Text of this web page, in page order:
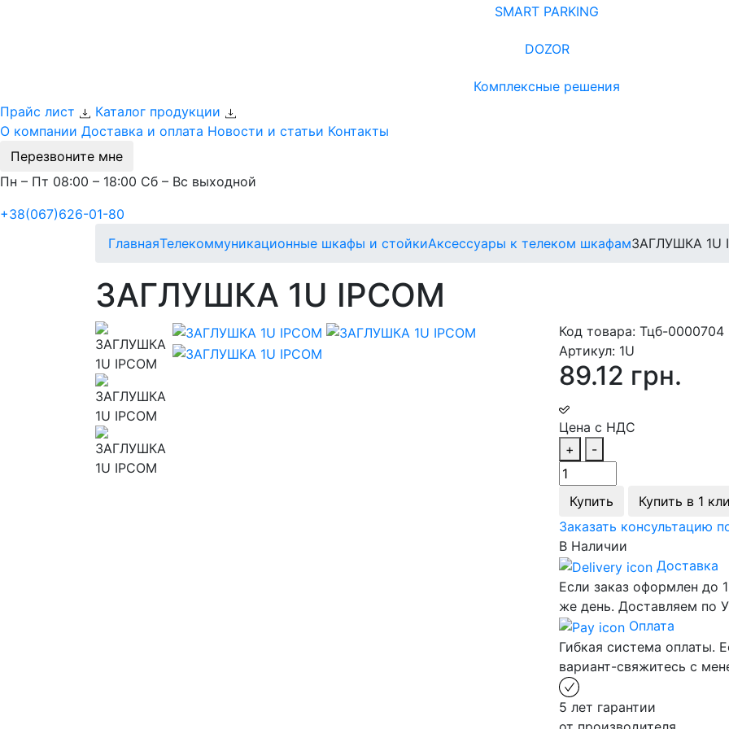
SMART PARKING
DOZOR
Комплексные решения
Прайс лист
Каталог продукции
О компании Доставка и оплата Новости и статьи Контакты
Перезвоните мне
Пн – Пт 08:00 – 18:00 Сб – Вс выходной
+38(067)626-01-80
ГлавнаяТелекоммуникационные шкафы и стойкиАксессуары к телеком шкафамЗАГЛУШКА 1U
ЗАГЛУШКА 1U IPCOM
Код товара: Тцб-0000704
Артикул: 1U
89.12 грн.
Цена с НДС
+
-
Купить
Купить в 1
Заказать консультацию
В Наличии
Доставка
Если заказ оформлен до
же день. Доставляем по
Оплата
Гибкая система оплаты.
вариант-свяжитесь с
5 лет гарантии